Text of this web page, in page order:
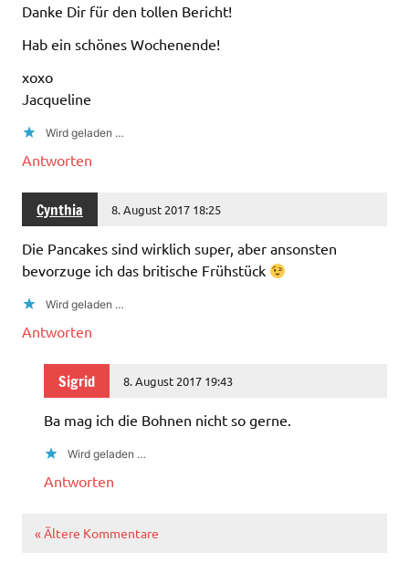
Danke Dir für den tollen Bericht!
Hab ein schönes Wochenende!
xoxo
Jacqueline
Wird geladen …
Antworten
Cynthia 8. August 2017 18:25
Die Pancakes sind wirklich super, aber ansonsten
bevorzuge ich das britische Frühstück
Wird geladen …
Antworten
Sigrid 8. August 2017 19:43
Ba mag ich die Bohnen nicht so gerne.
Wird geladen …
Antworten
« Ältere Kommentare